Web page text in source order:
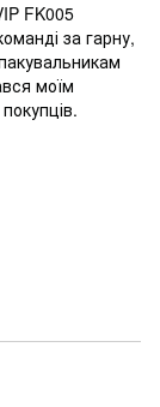
FK005
за гарну,
моїм